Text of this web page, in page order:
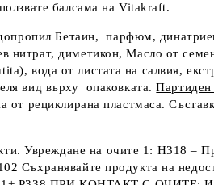
балсама на Vitakraft.
Бетаин, парфюм,
нитрат, диметикон, Масло от
вода от листата на салвия,
вид върху опаковката.
от рециклирана пластмаса.
Увреждане на очите 1: H318 –
Съхранявайте продукта на